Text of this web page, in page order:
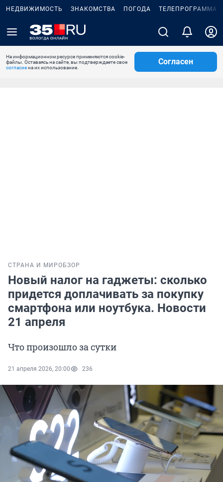
НЕДВИЖИМОСТЬ ЗНАКОМСТВА ПОГОДА ТЕЛЕПРОГРАММА
На информационном ресурсе применяются cookie-
файлы. Оставаясь на сайте, вы подтверждаете свое
согласиена их использование.
Согласен
СТРАНА И МИРОБЗОР
Новый налог на гаджеты: сколько
придется доплачивать за покупку
смартфона или ноутбука. Новости
21 апреля
Что произошло за сутки
21 апреля 2026, 20:00 236